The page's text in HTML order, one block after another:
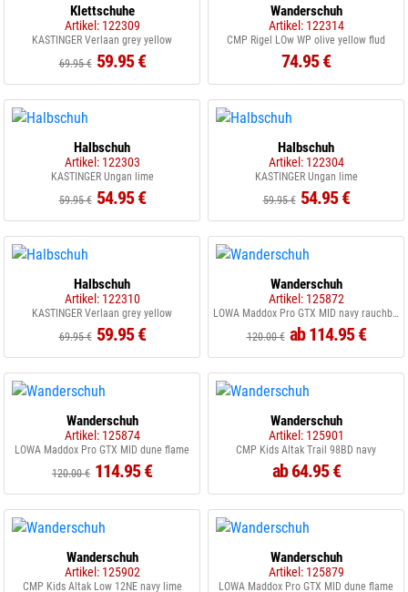
Klettschuhe
Artikel: 122309
KASTINGER Verlaan grey yellow
69.95 € 59.95 €
Wanderschuh
Artikel: 122314
CMP Rigel LOw WP olive yellow flud
74.95 €
Halbschuh
Artikel: 122303
KASTINGER Ungan lime
59.95 € 54.95 €
Halbschuh
Artikel: 122304
KASTINGER Ungan lime
59.95 € 54.95 €
Halbschuh
Artikel: 122310
KASTINGER Verlaan grey yellow
69.95 € 59.95 €
Wanderschuh
Artikel: 125872
LOWA Maddox Pro GTX MID navy rauchblau
120.00 € ab 114.95 €
Wanderschuh
Artikel: 125874
LOWA Maddox Pro GTX MID dune flame
120.00 € 114.95 €
Wanderschuh
Artikel: 125901
CMP Kids Altak Trail 98BD navy
ab 64.95 €
Wanderschuh
Artikel: 125902
CMP Kids Altak Low 12NE navy lime
Wanderschuh
Artikel: 125879
LOWA Maddox Pro GTX MID dune flame